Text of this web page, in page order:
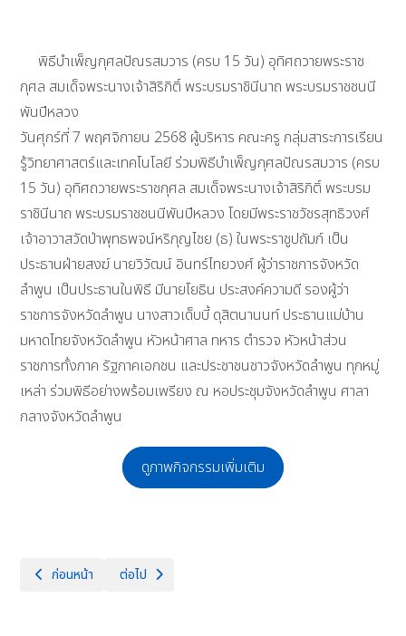
พิธีบำเพ็ญกุศลปัณรสมวาร (ครบ 15 วัน) อุทิศถวายพระราช
กุศล สมเด็จพระนางเจ้าสิริกิติ์ พระบรมราชินีนาถ พระบรมราชชนนี
พันปีหลวง
วันศุกร์ที่ 7 พฤศจิกายน 2568 ผู้บริหาร คณะครู กลุ่มสาระการเรียน
รู้วิทยาศาสตร์และเทคโนโลยี ร่วมพิธีบำเพ็ญกุศลปัณรสมวาร (ครบ
15 วัน) อุทิศถวายพระราชกุศล สมเด็จพระนางเจ้าสิริกิติ์ พระบรม
ราชินีนาถ พระบรมราชชนนีพันปีหลวง โดยมีพระราชวัชรสุทธิวงศ์
เจ้าอาวาสวัดป่าพุทธพจน์หริภุญไชย (ธ) ในพระราชูปถัมภ์ เป็น
ประธานฝ่ายสงฆ์ นายวิวัฒน์ อินทร์ไทยวงศ์ ผู้ว่าราชการจังหวัด
ลำพูน เป็นประธานในพิธี มีนายโยธิน ประสงค์ความดี รองผู้ว่า
ราชการจังหวัดลำพูน นางสาวเด็บบี้ ดุสิตนานนท์ ประธานแม่บ้าน
มหาดไทยจังหวัดลำพูน หัวหน้าศาล ทหาร ตำรวจ หัวหน้าส่วน
ราชการทั้งภาค รัฐภาคเอกชน และประชาชนชาวจังหวัดลำพูน ทุกหมู่
เหล่า ร่วมพิธีอย่างพร้อมเพรียง ณ หอประชุมจังหวัดลำพูน ศาลา
กลางจังหวัดลำพูน
ดูภาพกิจกรรมเพิ่มเติม
เนื้อหาก่อนหน้า: โรงเรียนจักรคำคณาทร จังหวัดลำพูน ร่วมกับสมาคมผู้ปก
ก่อนหน้า เนื้อหาถัดไป: โรงเรียนจักรคําคณาทร จังหวัดลําพูน ร่วม
ต่อไป